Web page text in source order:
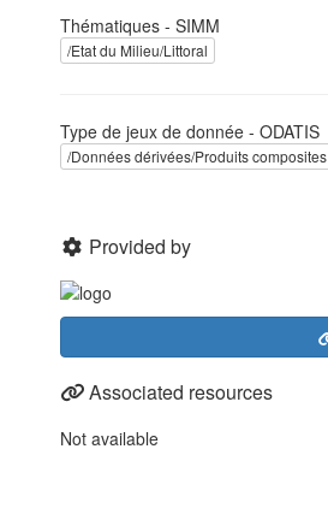
Thématiques - SIMM
/Etat du Milieu/Littoral
Type de jeux de donnée - ODATIS
/Données dérivées/Produits composites
Provided by
Associated resources
Not available